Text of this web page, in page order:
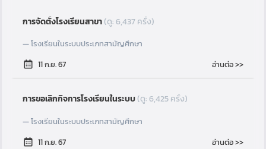
การจัดตั้งโรงเรียนสาขา(ดู: 6,437 ครั้ง)
โรงเรียนในระบบประเภทสามัญศึกษา
11 ก.ย. 67
อ่านต่อ >>
การขอเลิกกิจการโรงเรียนในระบบ(ดู: 6,425 ครั้ง)
โรงเรียนในระบบประเภทสามัญศึกษา
11 ก.ย. 67
อ่านต่อ >>